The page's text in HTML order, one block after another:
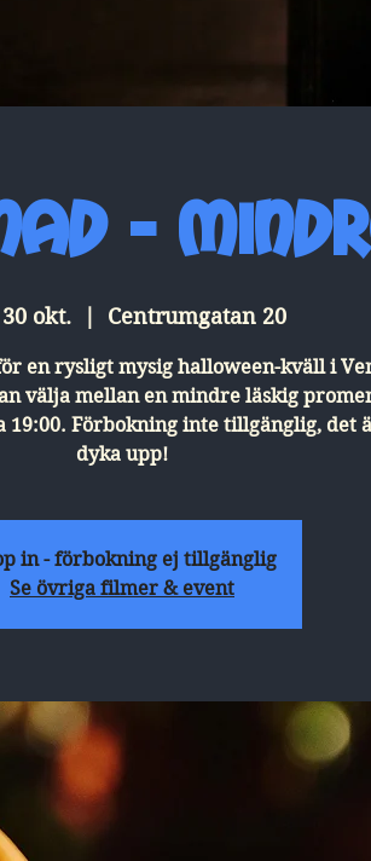
-
okt. Centrumgatan 20
en rysligt mysig halloween-kväll i
välja mellan en mindre läskig
19:00. Förbokning inte tillgänglig, det
dyka upp!
in - förbokning ej tillgänglig
Se övriga filmer & event